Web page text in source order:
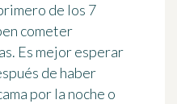
de los 7
cometer
Es mejor esperar
de haber
por la noche o